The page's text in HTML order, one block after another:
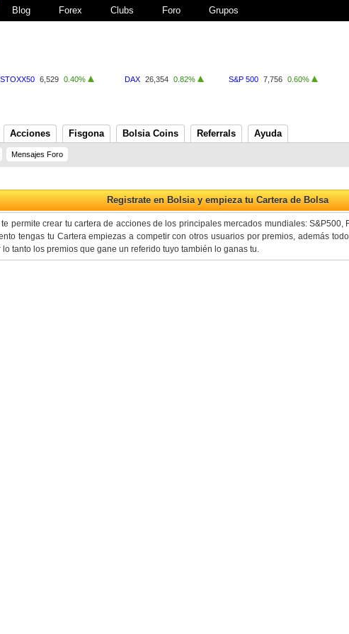
Blog Forex Clubs Foro Grupos
6,529 0.40% DAX 26,354 0.82% S&P 500 7,756 0.60%
Acciones Fisgona Bolsia Coins Referrals Ayuda
Mensajes Foro
te permite crear tu cartera de acciones de los principales mercados mundiales: S&P500,
tengas tu Cartera empiezas a competir con otros usuarios por premios, además
lo tanto los premios que gane un referido tuyo también lo ganas tu.